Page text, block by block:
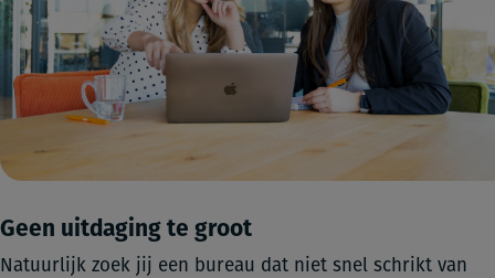
Geen uitdaging te groot
Natuurlijk zoek jij een bureau dat niet snel schrikt van